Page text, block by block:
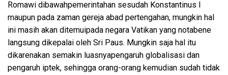
Romawi dibawahpemerintahan sesudah Konstantinus I
maupun pada zaman gereja abad pertengahan, mungkin hal
ini masih akan ditemuipada negara Vatikan yang notabene
langsung dikepalai oleh Sri Paus. Mungkin saja hal itu
dikarenakan semakin luasnyapengaruh globalisasi dan
pengaruh iptek, sehingga orang-orang kemudian sudah tidak